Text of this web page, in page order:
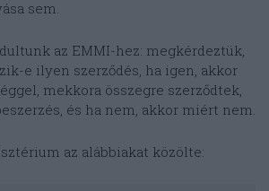
sem.
az EMMI-hez: megkérdeztük,
e ilyen szerződés, ha igen, akkor
mekkora összegre szerződtek,
és ha nem, akkor miért nem.
az alábbiakat közölte: